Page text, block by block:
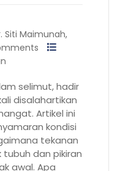
Siti Maimunah,
selimut, hadir
disalahartikan
Artikel ini
kondisi
tekanan
dan pikiran
awal. Apa